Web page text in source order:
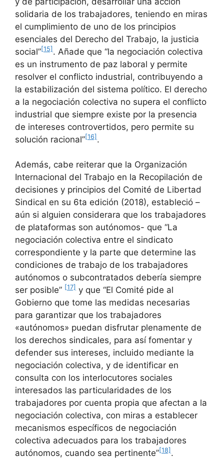
solidaria de los trabajadores, teniendo en miras
el cumplimiento de uno de los principios
esenciales del Derecho del Trabajo, la justicia
social”[15] . Añade que “la negociación colectiva
es un instrumento de paz laboral y permite
resolver el conflicto industrial, contribuyendo a
la estabilización del sistema político. El derecho
a la negociación colectiva no supera el conflicto
industrial que siempre existe por la presencia
de intereses controvertidos, pero permite su
solución racional”[16] .
Además, cabe reiterar que la Organización
Internacional del Trabajo en la Recopilación de
decisiones y principios del Comité de Libertad
Sindical en su 6ta edición (2018), estableció –
aún si alguien considerara que los trabajadores
de plataformas son autónomos- que “La
negociación colectiva entre el sindicato
correspondiente y la parte que determine las
condiciones de trabajo de los trabajadores
autónomos o subcontratados debería siempre
ser posible” [17] y que “El Comité pide al
Gobierno que tome las medidas necesarias
para garantizar que los trabajadores
«autónomos» puedan disfrutar plenamente de
los derechos sindicales, para así fomentar y
defender sus intereses, incluido mediante la
negociación colectiva, y de identificar en
consulta con los interlocutores sociales
interesados las particularidades de los
trabajadores por cuenta propia que afectan a la
negociación colectiva, con miras a establecer
mecanismos específicos de negociación
colectiva adecuados para los trabajadores
autónomos, cuando sea pertinente”[18] .